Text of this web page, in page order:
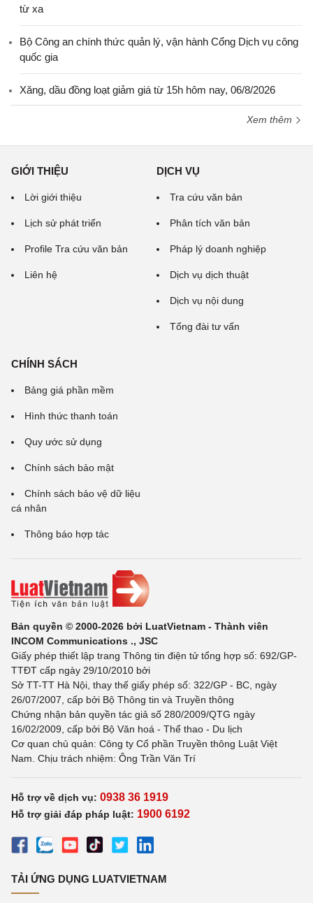
từ xa
Bộ Công an chính thức quản lý, vận hành Cổng Dịch vụ công
quốc gia
Xăng, dầu đồng loạt giảm giá từ 15h hôm nay, 06/8/2026
Xem thêm
GIỚI THIỆU
Lời giới thiệu
Lịch sử phát triển
Profile Tra cứu văn bản
Liên hệ
DỊCH VỤ
Tra cứu văn bản
Phân tích văn bản
Pháp lý doanh nghiệp
Dịch vụ dịch thuật
Dịch vụ nội dung
Tổng đài tư vấn
CHÍNH SÁCH
Bảng giá phần mềm
Hình thức thanh toán
Quy ước sử dụng
Chính sách bảo mật
Chính sách bảo vệ dữ liệu
cá nhân
Thông báo hợp tác
Bản quyền © 2000-2026 bởi LuatVietnam - Thành viên
INCOM Communications ., JSC
Giấy phép thiết lập trang Thông tin điện tử tổng hợp số: 692/GP-
TTĐT cấp ngày 29/10/2010 bởi
Sở TT-TT Hà Nội, thay thế giấy phép số: 322/GP - BC, ngày
26/07/2007, cấp bởi Bộ Thông tin và Truyền thông
Chứng nhận bản quyền tác giả số 280/2009/QTG ngày
16/02/2009, cấp bởi Bộ Văn hoá - Thể thao - Du lịch
Cơ quan chủ quản: Công ty Cổ phần Truyền thông Luật Việt
Nam. Chịu trách nhiệm: Ông Trần Văn Trí
Hỗ trợ về dịch vụ: 0938 36 1919
Hỗ trợ giải đáp pháp luật: 1900 6192
TẢI ỨNG DỤNG LUATVIETNAM